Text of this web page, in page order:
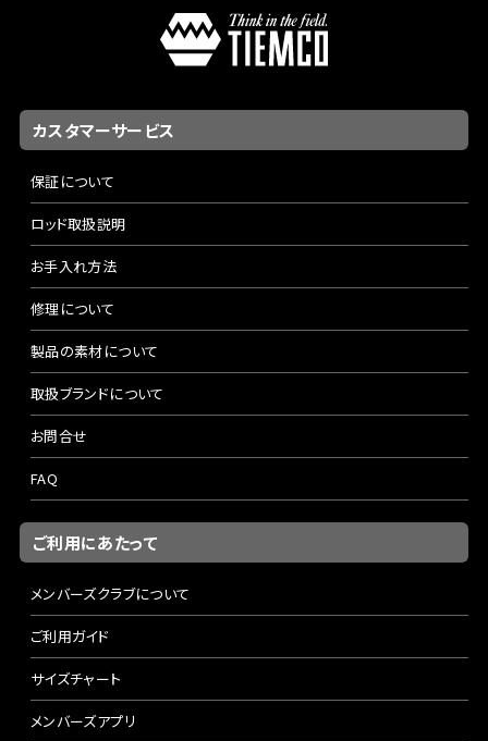
カスタマーサービス
保証について
ロッド取扱説明
お手入れ方法
修理について
製品の素材について
取扱ブランドについて
お問合せ
FAQ
ご利用にあたって
メンバーズクラブについて
ご利用ガイド
サイズチャート
メンバーズアプリ